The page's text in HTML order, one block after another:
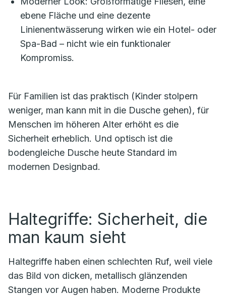
ebene Fläche und eine dezente
Linienentwässerung wirken wie ein Hotel- oder
Spa-Bad – nicht wie ein funktionaler
Kompromiss.
Für Familien ist das praktisch (Kinder stolpern
weniger, man kann mit in die Dusche gehen), für
Menschen im höheren Alter erhöht es die
Sicherheit erheblich. Und optisch ist die
bodengleiche Dusche heute Standard im
modernen Designbad.
Haltegriffe: Sicherheit, die
man kaum sieht
Haltegriffe haben einen schlechten Ruf, weil viele
das Bild von dicken, metallisch glänzenden
Stangen vor Augen haben. Moderne Produkte